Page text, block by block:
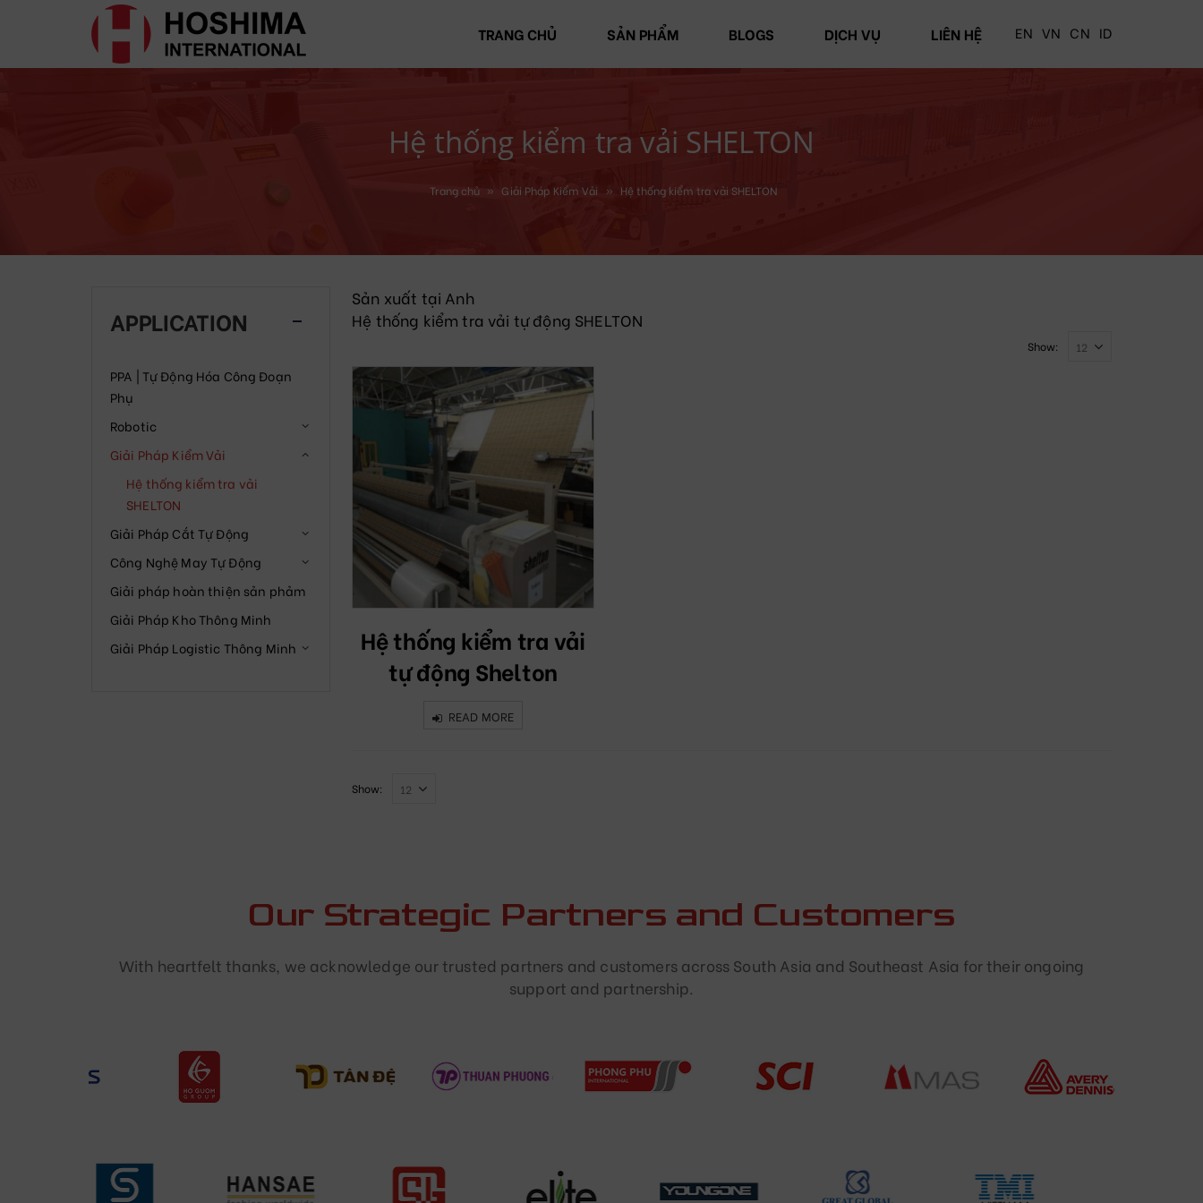
TRANG CHỦ SẢN PHẨM BLOGS DỊCH VỤ LIÊN HỆ EN VN CN ID
Hệ thống kiểm tra vải SHELTON
Trang chủ » Giải Pháp Kiểm Vải » Hệ thống kiểm tra vải SHELTON
Sản xuất tại Anh
Hệ thống kiểm tra vải tự động SHELTON
Show:
Hệ thống kiểm tra vải
tự động Shelton
READ MORE
Show:
APPLICATION
PPA | Tự Động Hóa Công Đoạn
Phụ
Robotic
Giải Pháp Kiểm Vải
Hệ thống kiểm tra vải
SHELTON
Giải Pháp Cắt Tự Động
Công Nghệ May Tự Động
Giải pháp hoàn thiện sản phảm
Giải Pháp Kho Thông Minh
Giải Pháp Logistic Thông Minh
Our Strategic Partners and Customers
With heartfelt thanks, we acknowledge our trusted partners and customers across South Asia and Southeast Asia for their ongoing
support and partnership.